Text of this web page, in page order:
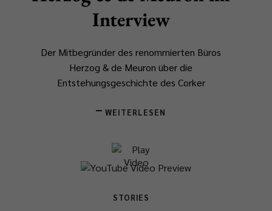
Interview
Der Mitbegründer des renommierten Büros
Herzog & de Meuron über die
Entstehungsgeschichte des Corker
WEITERLESEN
STORIES